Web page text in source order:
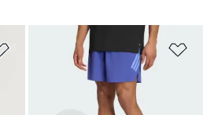
Dodaj do listy życzeń